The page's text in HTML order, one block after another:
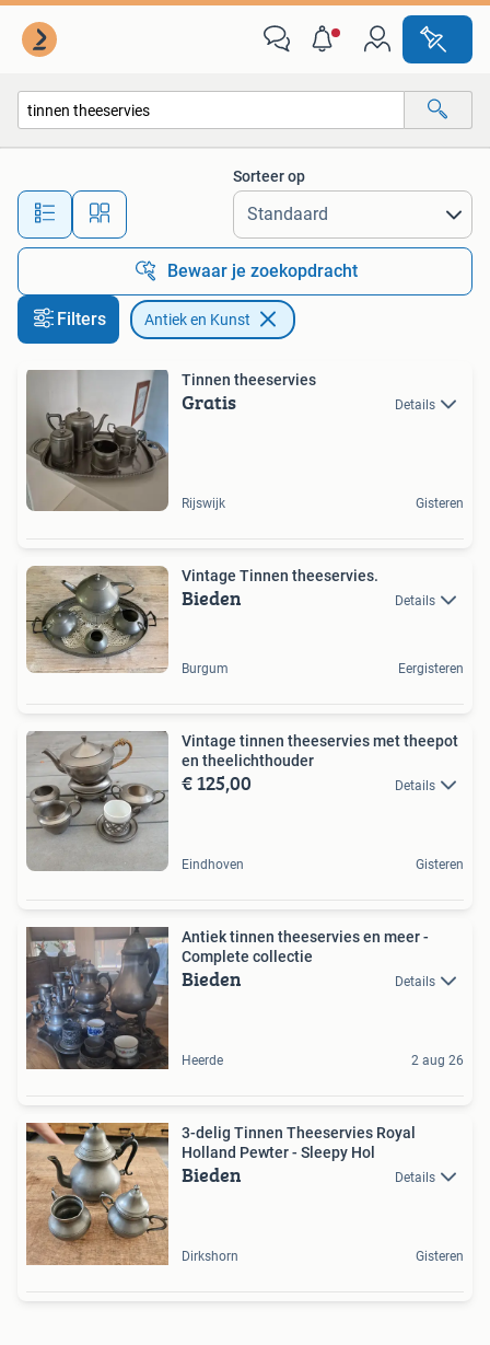
Alle afstanden…
Sorteer op
Bewaar je zoekopdracht
Filters Antiek en Kunst
Tinnen theeservies
Gratis Details
Rijswijk Gisteren
Vintage Tinnen theeservies.
Bieden Details
Burgum Eergisteren
Vintage tinnen theeservies met theepot
en theelichthouder
€ 125,00 Details
Eindhoven Gisteren
Antiek tinnen theeservies en meer -
Complete collectie
Bieden Details
Heerde 2 aug 26
3-delig Tinnen Theeservies Royal
Holland Pewter - Sleepy Hol
Bieden Details
Dirkshorn Gisteren